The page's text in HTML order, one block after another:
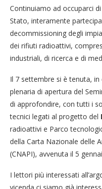
Continuiamo ad occuparci
Stato, interamente
decommissioning degli
dei rifiuti radioattivi,
industriali, di ricerca e di
Il 7 settembre si è tenuta,
plenaria di apertura del
di approfondire, con tutti i
tecnici legati al progetto del
radioattivi e Parco
della Carta Nazionale delle
(CNAPI), avvenuta il 5
I lettori più interessati
vicenda ci siamo già